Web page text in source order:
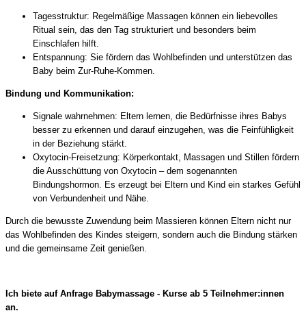
Tagesstruktur: Regelmäßige Massagen können ein liebevolles
Ritual sein, das den Tag strukturiert und besonders beim
Einschlafen hilft.
Entspannung: Sie fördern das Wohlbefinden und unterstützen das
Baby beim Zur-Ruhe-Kommen.
Bindung und Kommunikation:
Signale wahrnehmen: Eltern lernen, die Bedürfnisse ihres Babys
besser zu erkennen und darauf einzugehen, was die Feinfühligkeit
in der Beziehung stärkt.
Oxytocin-Freisetzung: Körperkontakt, Massagen und Stillen fördern
die Ausschüttung von Oxytocin – dem sogenannten
Bindungshormon. Es erzeugt bei Eltern und Kind ein starkes Gefühl
von Verbundenheit und Nähe.
Durch die bewusste Zuwendung beim Massieren können Eltern nicht nur
das Wohlbefinden des Kindes steigern, sondern auch die Bindung stärken
und die gemeinsame Zeit genießen.
Ich biete auf Anfrage Babymassage - Kurse ab 5 Teilnehmer:innen
an.